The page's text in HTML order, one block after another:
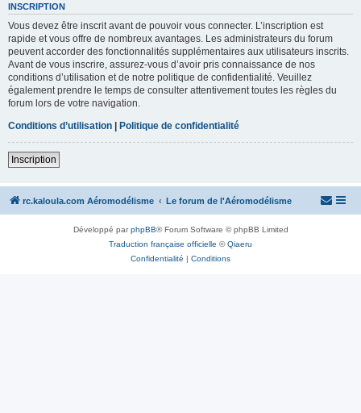
INSCRIPTION
Vous devez être inscrit avant de pouvoir vous connecter. L’inscription est
rapide et vous offre de nombreux avantages. Les administrateurs du forum
peuvent accorder des fonctionnalités supplémentaires aux utilisateurs inscrits.
Avant de vous inscrire, assurez-vous d’avoir pris connaissance de nos
conditions d’utilisation et de notre politique de confidentialité. Veuillez
également prendre le temps de consulter attentivement toutes les règles du
forum lors de votre navigation.
Conditions d’utilisation | Politique de confidentialité
Inscription
rc.kaloula.com Aéromodélisme Le forum de l'Aéromodélisme
Développé parphpBB® Forum Software © phpBB Limited
Traduction française officielle ©Qiaeru
Confidentialité | Conditions